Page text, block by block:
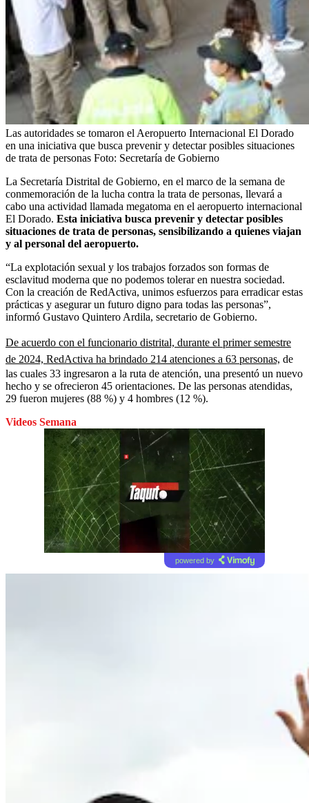
Las autoridades se tomaron el Aeropuerto Internacional El Dorado
en una iniciativa que busca prevenir y detectar posibles situaciones
de trata de personas Foto: Secretaría de Gobierno
La Secretaría Distrital de Gobierno, en el marco de la semana de
conmemoración de la lucha contra la trata de personas, llevará a
cabo una actividad llamada megatoma en el aeropuerto internacional
El Dorado. Esta iniciativa busca prevenir y detectar posibles
situaciones de trata de personas, sensibilizando a quienes viajan
y al personal del aeropuerto.
“La explotación sexual y los trabajos forzados son formas de
esclavitud moderna que no podemos tolerar en nuestra sociedad.
Con la creación de RedActiva, unimos esfuerzos para erradicar estas
prácticas y asegurar un futuro digno para todas las personas”,
informó Gustavo Quintero Ardila, secretario de Gobierno.
De acuerdo con el funcionario distrital, durante el primer semestre
de 2024, RedActiva ha brindado 214 atenciones a 63 personas, de
las cuales 33 ingresaron a la ruta de atención, una presentó un nuevo
hecho y se ofrecieron 45 orientaciones. De las personas atendidas,
29 fueron mujeres (88 %) y 4 hombres (12 %).
Videos Semana
powered by